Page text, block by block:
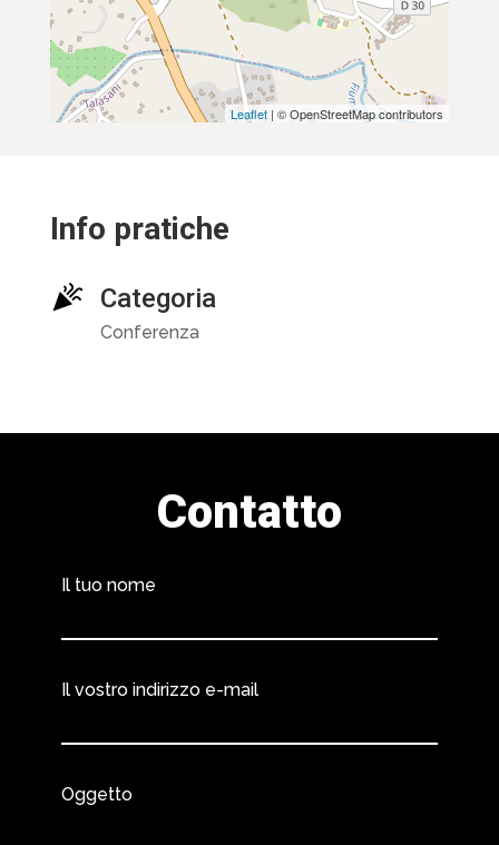
Leaflet | © OpenStreetMap contributors
Info pratiche
Categoria
Conferenza
Contatto
Il tuo nome
Il vostro indirizzo e-mail
Oggetto